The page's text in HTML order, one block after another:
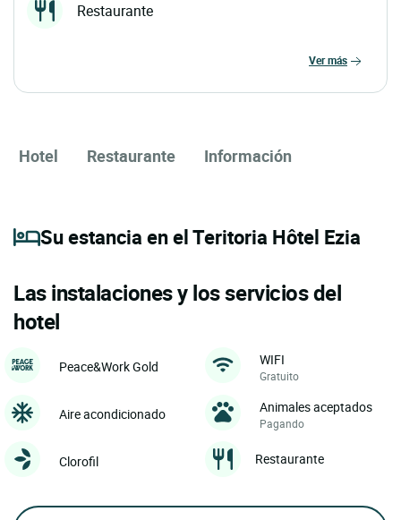
Restaurante
ver más
Hotel Restaurante Información
Su estancia en el Teritoria Hôtel Ezia
Las instalaciones y los servicios del
hotel
Peace&Work Gold WIFI
Gratuito
Aire acondicionado Animales aceptados
Pagando
Clorofil Restaurante